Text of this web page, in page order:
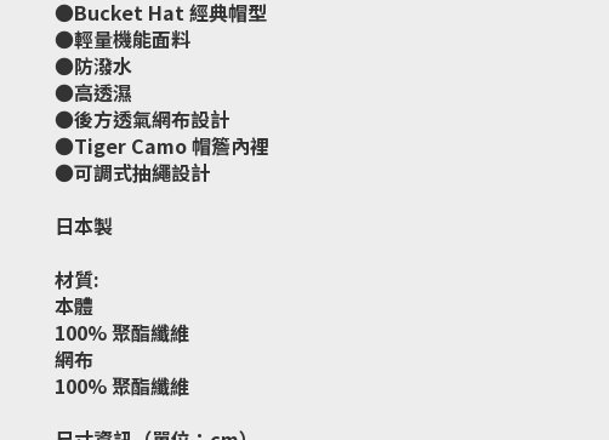
●Bucket Hat 經典帽型
●輕量機能面料
●防潑水
●高透濕
●後方透氣網布設計
●Tiger Camo 帽簷內裡
●可調式抽繩設計
日本製
材質:
本體
100% 聚酯纖維
網布
100% 聚酯纖維